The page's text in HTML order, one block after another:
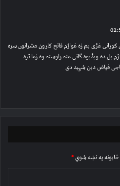
غڑی یم زہ غواڑم فاتح کارون مشرانوں سرہ
بل دہ ویڈیوہ گانی متہ راوستہ وہ زما ترہ
فیاض دین شہید دی
په نښه شوي*